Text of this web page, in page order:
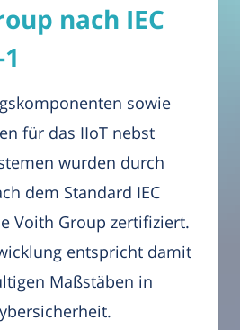
nach IEC
sowie
für das IIoT nebst
wurden durch
dem Standard IEC
Voith Group zertifiziert.
entspricht damit
Maßstäben in